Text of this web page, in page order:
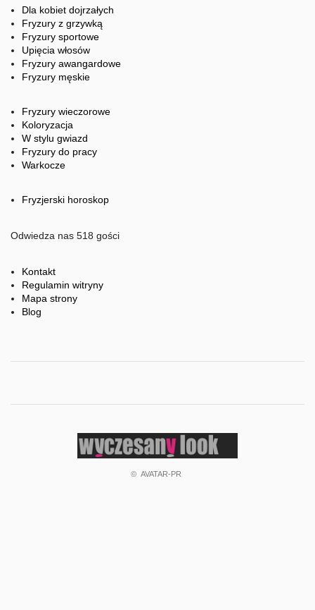
Dla kobiet dojrzałych
Fryzury z grzywką
Fryzury sportowe
Upięcia włosów
Fryzury awangardowe
Fryzury męskie
Fryzury wieczorowe
Koloryzacja
W stylu gwiazd
Fryzury do pracy
Warkocze
Fryzjerski horoskop
Odwiedza nas 518 gości
Kontakt
Regulamin witryny
Mapa strony
Blog
fryzjerzy'
©AVATAR-PR